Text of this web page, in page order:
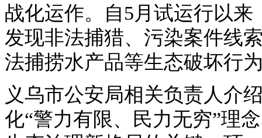
战化运作。自5月试运行以
发现非法捕猎、污染案件线
法捕捞水产品等生态破坏行
义乌市公安局相关负责人介
化“警力有限、民力无穷”理